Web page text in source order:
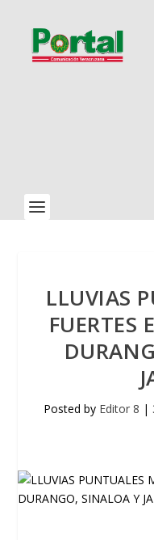
LLUVIAS
FUERTES
Posted by Editor 8 |